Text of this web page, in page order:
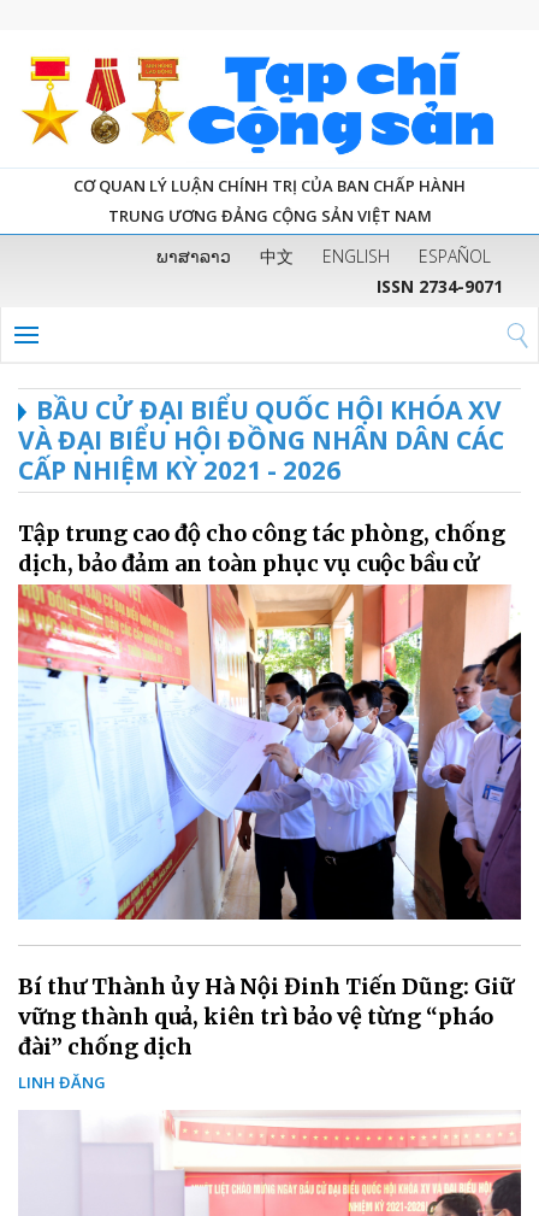
CƠ QUAN LÝ LUẬN CHÍNH TRỊ CỦA BAN CHẤP HÀNH
TRUNG ƯƠNG ĐẢNG CỘNG SẢN VIỆT NAM
ພາສາລາວ 中文 ENGLISH
ESPAÑOL
ISSN 2734-9071
BẦU CỬ ĐẠI BIỂU QUỐC HỘI KHÓA XV
VÀ ĐẠI BIỂU HỘI ĐỒNG NHÂN DÂN CÁC
CẤP NHIỆM KỲ 2021 - 2026
Tập trung cao độ cho công tác phòng, chống
dịch, bảo đảm an toàn phục vụ cuộc bầu cử
Bí thư Thành ủy Hà Nội Đinh Tiến Dũng: Giữ
vững thành quả, kiên trì bảo vệ từng “pháo
đài” chống dịch
LINH ĐĂNG